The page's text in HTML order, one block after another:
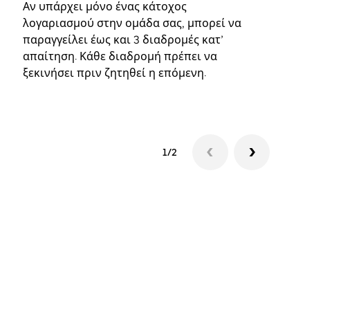
Αν υπάρχει μόνο ένας κάτοχος
λογαριασμού στην ομάδα σας, μπορεί να
παραγγείλει έως και 3 διαδρομές κατ’
απαίτηση. Κάθε διαδρομή πρέπει να
ξεκινήσει πριν ζητηθεί η επόμενη.
1/2